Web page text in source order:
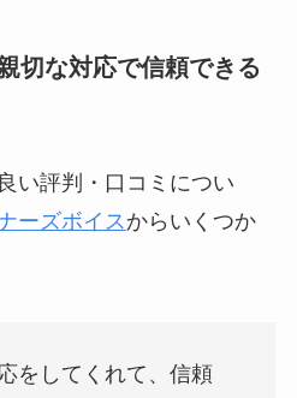
切な対応で信頼できる
い評判・口コミについ
ーズボイスからいくつか
をしてくれて、信頼